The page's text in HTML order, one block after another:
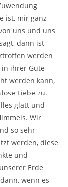
ist, mir ganz
uns und uns
dann ist
werden
in ihrer Güte
werden kann,
Liebe zu.
glatt und
Wir
so sehr
werden, diese
und
Erde
wenn es